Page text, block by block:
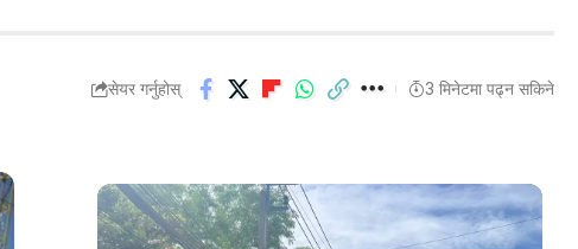
सेयर गर्नुहोस् 3 मिनेटमा पढ्न सकिने